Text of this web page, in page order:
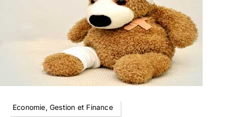
Economie, Gestion et Finance